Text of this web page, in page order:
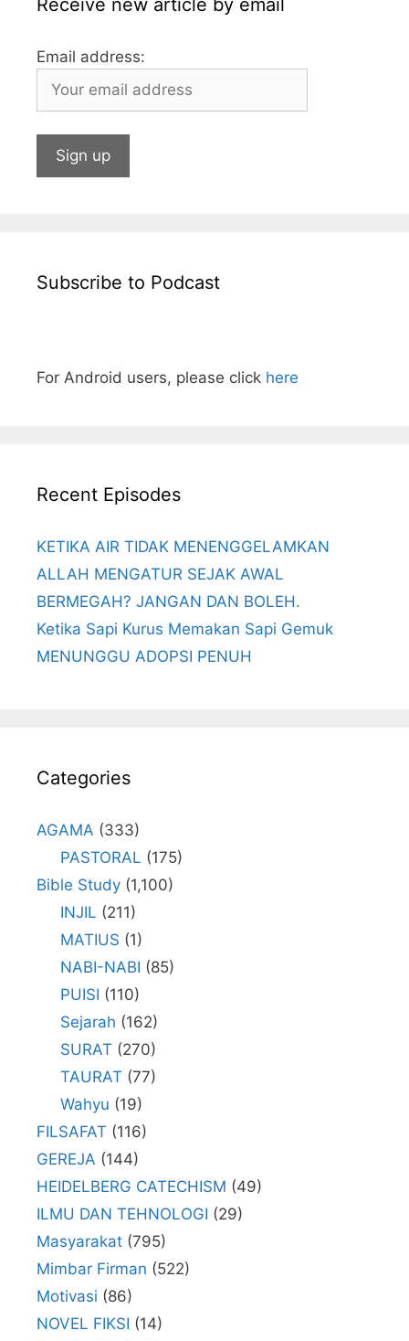
Receive new article by email
Email address:
Subscribe to Podcast
For Android users, please click here
Recent Episodes
KETIKA AIR TIDAK MENENGGELAMKAN
ALLAH MENGATUR SEJAK AWAL
BERMEGAH? JANGAN DAN BOLEH.
Ketika Sapi Kurus Memakan Sapi Gemuk
MENUNGGU ADOPSI PENUH
Categories
AGAMA (333)
PASTORAL (175)
Bible Study (1,100)
INJIL (211)
MATIUS (1)
NABI-NABI (85)
PUISI (110)
Sejarah (162)
SURAT (270)
TAURAT (77)
Wahyu (19)
FILSAFAT (116)
GEREJA (144)
HEIDELBERG CATECHISM (49)
ILMU DAN TEHNOLOGI (29)
Masyarakat (795)
Mimbar Firman (522)
Motivasi (86)
NOVEL FIKSI (14)